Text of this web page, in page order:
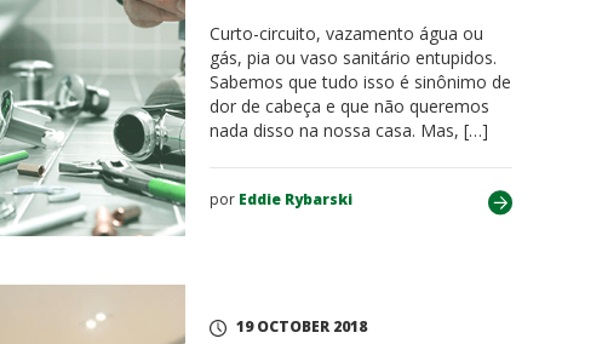
Curto-circuito, vazamento água ou
gás, pia ou vaso sanitário entupidos.
Sabemos que tudo isso é sinônimo de
dor de cabeça e que não queremos
nada disso na nossa casa. Mas, […]
por Eddie Rybarski
19 OCTOBER 2018